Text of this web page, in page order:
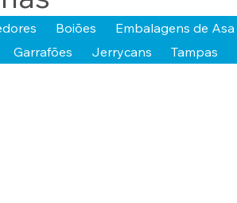
Boiões Embalagens de Asa
Garrafões
Jerrycans Tampas